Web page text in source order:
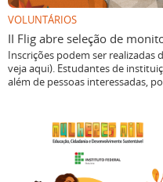
VOLUNTÁRIOS
II Flig abre seleção de
Inscrições podem ser realizadas
veja aqui). Estudantes de
além de pessoas interessadas,